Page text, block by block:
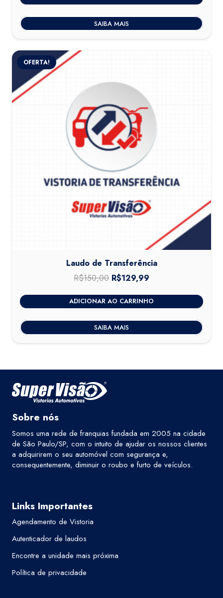
SAIBA MAIS
OFERTA!
Laudo de Transferência
R$150,00 O
original
era:
R$150,00.
R$129,99
atual
é:
R$129,99.
ADICIONAR AO CARRINHO
SAIBA MAIS
Sobre nós
Somos uma rede de franquias fundada em 2005 na cidade
de São Paulo/SP, com o intuito de ajudar os nossos clientes
a adquirirem o seu automóvel com segurança e,
consequentemente, diminuir o roubo e furto de veículos.
Links Importantes
Agendamento de Vistoria
Autenticador de laudos
Encontre a unidade mais próxima
Política de privacidade